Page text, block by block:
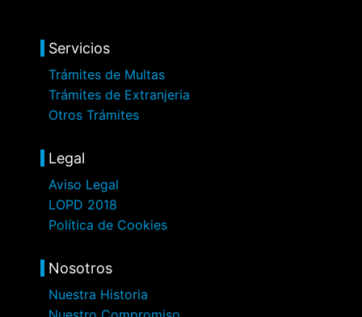
Servicios
Trámites de Multas
Trámites de Extranjeria
Otros Trámites
Legal
Aviso Legal
LOPD 2018
Política de Cookies
Nosotros
Nuestra Historia